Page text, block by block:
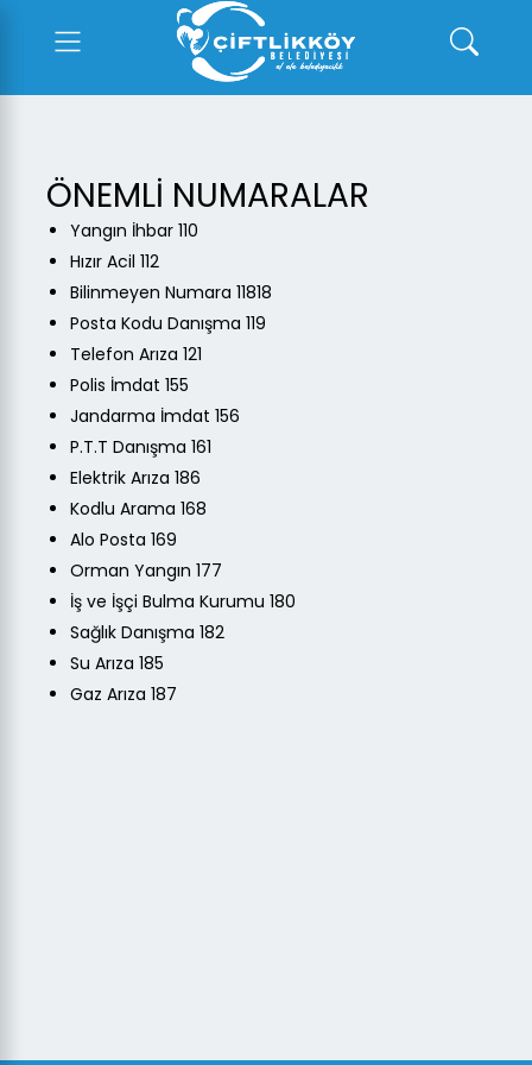
ÖNEMLİ NUMARALAR
Yangın İhbar 110
Hızır Acil 112
Bilinmeyen Numara 11818
Posta Kodu Danışma 119
Telefon Arıza 121
Polis İmdat 155
Jandarma İmdat 156
P.T.T Danışma 161
Elektrik Arıza 186
Kodlu Arama 168
Alo Posta 169
Orman Yangın 177
İş ve İşçi Bulma Kurumu 180
Sağlık Danışma 182
Su Arıza 185
Gaz Arıza 187